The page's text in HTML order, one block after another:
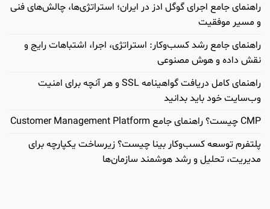
راهنمای جامع اجرای گوگل ادز در ایران؛ استراتژی‌ها، چالش‌های فنی
و مسیر موفقیت
راهنمای جامع رشد کسب‌وکار: استراتژی، اجرا، اشتباهات رایج و
نقش داده و هوش مصنوعی
راهنمای کامل دریافت گواهینامه SSL و هر آنچه برای امنیت
وب‌سایت خود باید بدانید
CMP چیست؟ راهنمای جامع Customer Management Platform
پلتفرم توسعه کسب‌وکار بینا چیست؟ زیرساخت یکپارچه برای
مدیریت، تحلیل و رشد هوشمند سازمان‌ها